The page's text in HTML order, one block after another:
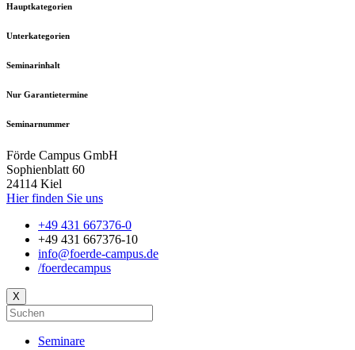
Hauptkategorien
Unterkategorien
Seminarinhalt
Nur Garantietermine
Seminarnummer
Förde Campus GmbH
Sophienblatt 60
24114 Kiel
Hier finden Sie uns
+49 431 667376-0
+49 431 667376-10
info@foerde-campus.de
/foerdecampus
X
Seminare